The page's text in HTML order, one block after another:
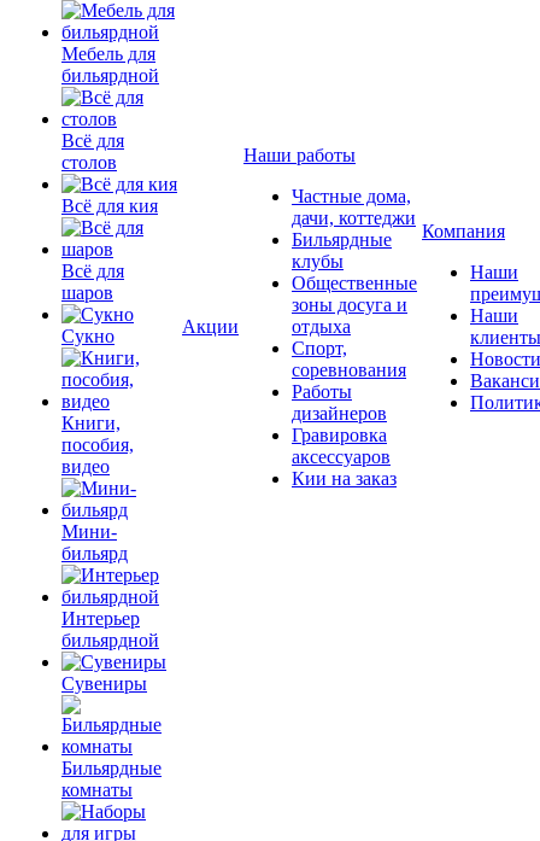
Мебель для
бильярдной
Всё для
столов
Всё для кия
Всё для
шаров
Сукно
Книги,
пособия,
видео
Мини-
бильярд
Интерьер
бильярдной
Сувениры
Бильярдные
комнаты
Акции
Наши работы
Частные дома,
дачи, коттеджи
Бильярдные
клубы
Общественные
зоны досуга и
отдыха
Спорт,
соревнования
Работы
дизайнеров
Гравировка
аксессуаров
Кии на заказ
Компания
Наши
Наши
клиенты
Новости